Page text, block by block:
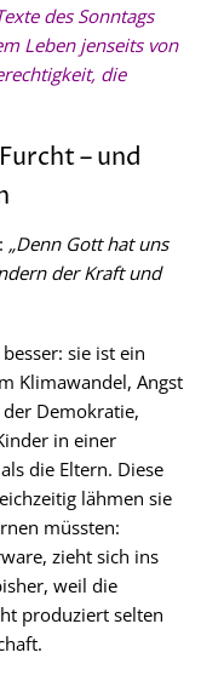
des Sonntags
Leben jenseits von
die
– und
„Denn Gott hat uns
der Kraft und
sie ist ein
Klimawandel, Angst
Demokratie,
in einer
die Eltern. Diese
lähmen sie
müssten:
zieht sich ins
weil die
produziert selten